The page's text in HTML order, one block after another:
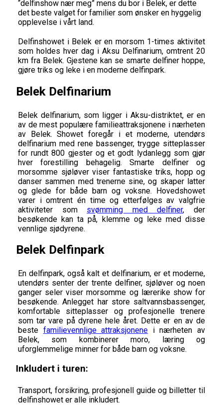
“delfinshow nær meg” mens du bor i Belek, er dette
det beste valget for familier som ønsker en hyggelig
opplevelse i vårt land.
Delfinshowet i Belek er en morsom 1-times aktivitet
som holdes hver dag i Aksu Delfinarium, omtrent 20
km fra Belek. Gjestene kan se smarte delfiner hoppe,
gjøre triks og leke i en moderne delfinpark.
Belek Delfinarium
Belek delfinarium, som ligger i Aksu-distriktet, er en
av de mest populære familieattraksjonene i nærheten
av Belek. Showet foregår i et moderne, utendørs
delfinarium med rene bassenger, trygge sitteplasser
for rundt 800 gjester og et godt lydanlegg som gjør
hver forestilling behagelig. Smarte delfiner og
morsomme sjøløver viser fantastiske triks, hopp og
danser sammen med trenerne sine, og skaper latter
og glede for både barn og voksne. Hovedshowet
varer i omtrent én time og etterfølges av valgfrie
aktiviteter som svømming med delfiner, der
besøkende kan ta på, klemme og leke med disse
vennlige sjødyrene.
Belek Delfinpark
En delfinpark, også kalt et delfinarium, er et moderne,
utendørs senter der trente delfiner, sjøløver og noen
ganger seler viser morsomme og lærerike show for
besøkende. Anlegget har store saltvannsbassenger,
komfortable sitteplasser og profesjonelle trenere
som tar vare på dyrene hele året. Dette er en av de
beste familievennlige attraksjonene i nærheten av
Belek, som kombinerer moro, læring og
uforglemmelige minner for både barn og voksne.
Inkludert i turen:
Transport, forsikring, profesjonell guide og billetter til
delfinshowet er alle inkludert.